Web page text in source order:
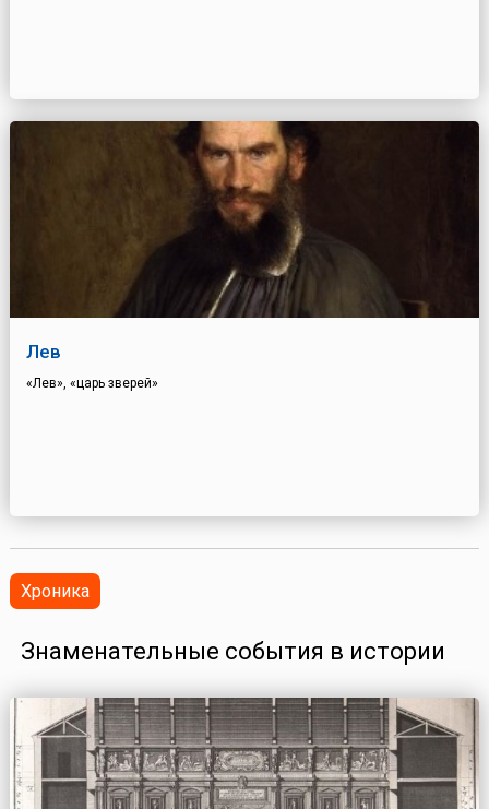
Лев
«Лев», «царь зверей»
Хроника
Знаменательные события в истории